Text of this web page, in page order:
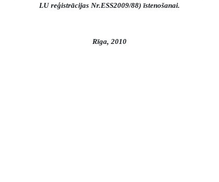
LU reģistrācijas Nr.ESS2009/88) īstenošanai.
Rīga, 2010